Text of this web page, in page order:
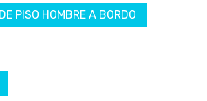
PISO HOMBRE A BORDO